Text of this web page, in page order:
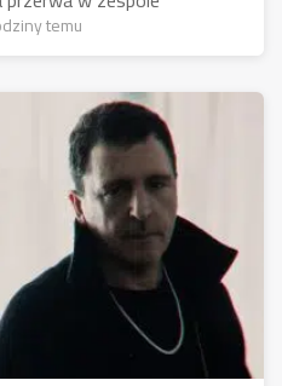
temu